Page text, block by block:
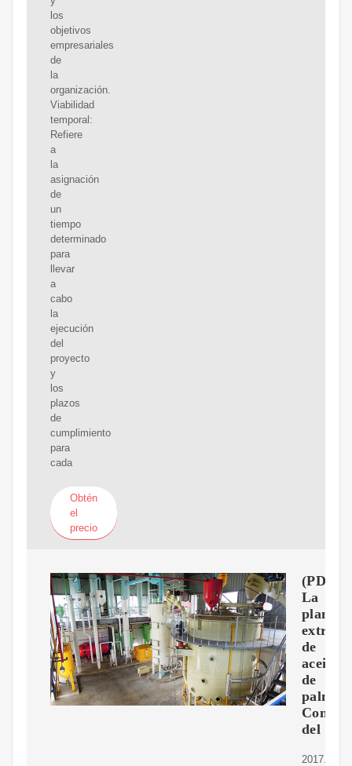
los
objetivos
empresariales
de
la
organización.
Viabilidad
temporal:
Refiere
a
la
asignación
de
un
tiempo
determinado
para
llevar
a
cabo
la
ejecución
del
proyecto
y
los
plazos
de
cumplimiento
para
cada
Obtén
el
precio
(PDF)
La
planta
de
aceite
de
palma.
Control
del
2017.